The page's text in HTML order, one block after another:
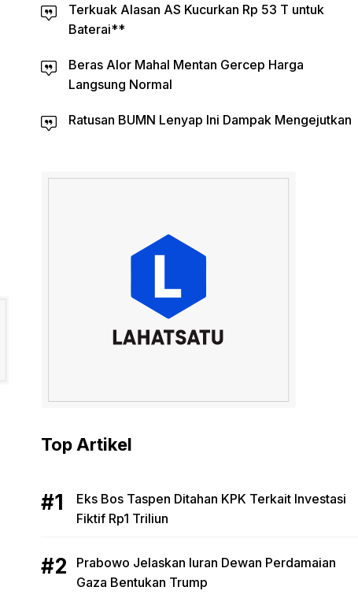
Terkuak Alasan AS Kucurkan Rp 53 T untuk
Baterai**
Beras Alor Mahal Mentan Gercep Harga
Langsung Normal
Ratusan BUMN Lenyap Ini Dampak Mengejutkan
Top Artikel
Eks Bos Taspen Ditahan KPK Terkait Investasi
Fiktif Rp1 Triliun
Prabowo Jelaskan Iuran Dewan Perdamaian
Gaza Bentukan Trump